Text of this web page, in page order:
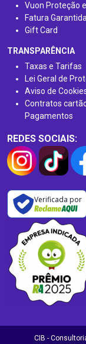
Vuon Proteção
Fatura
Gift Card
TRANSPARÊNCIA
Taxas e Tarifas
Lei Geral de
Aviso de
Contratos
Pagamentos
REDES SOCIAIS:
Verificada por
CIB -